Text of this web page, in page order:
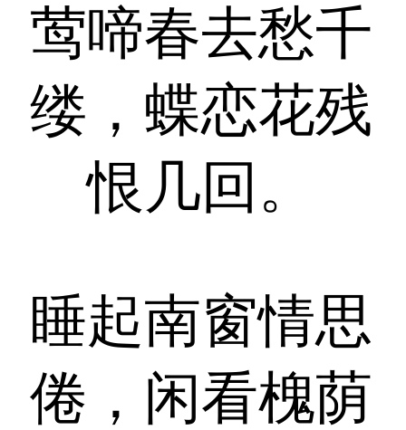
莺啼春去愁千
缕，蝶恋花残
恨几回。
睡起南窗情思
倦，闲看槐荫